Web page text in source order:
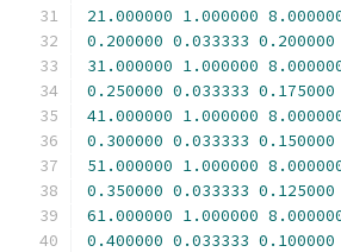
21.000000 1.000000
0.200000 0.033333 0.200000
31.000000 1.000000
0.250000 0.033333 0.175000
41.000000 1.000000
0.300000 0.033333 0.150000
51.000000 1.000000
0.350000 0.033333 0.125000
61.000000 1.000000
0.400000 0.033333 0.100000